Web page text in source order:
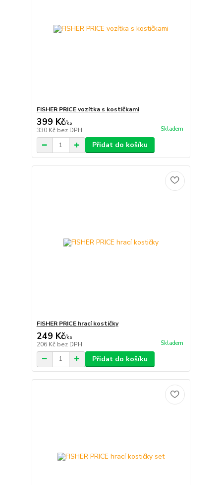
FISHER PRICE vozítka s kostičkami
399 Kč/ks
330 Kč bez DPH Skladem
Přidat do košíku
FISHER PRICE hrací kostičky
249 Kč/ks
206 Kč bez DPH Skladem
Přidat do košíku